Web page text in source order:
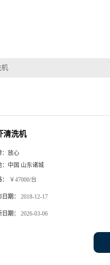
机
清洗机
放心
中国 山东诸城
￥47000/台
期： 2018-12-17
期： 2026-03-06